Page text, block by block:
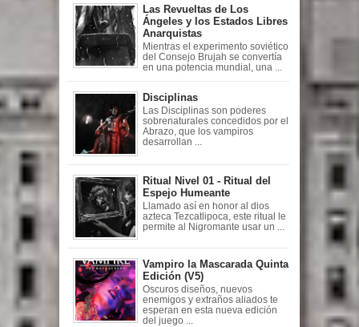
Las Revueltas de Los
Ángeles y los Estados Libres
Anarquistas
Mientras el experimento soviético
del Consejo Brujah se convertía
en una potencia mundial, una ...
Disciplinas
Las Disciplinas son poderes
sobrenaturales concedidos por el
Abrazo, que los vampiros
desarrollan ...
Ritual Nivel 01 - Ritual del
Espejo Humeante
Llamado así en honor al dios
azteca Tezcatlipoca, este ritual le
permite al Nigromante usar un ...
Vampiro la Mascarada Quinta
Edición (V5)
Oscuros diseños, nuevos
enemigos y extraños aliados te
esperan en esta nueva edición
del juego ...